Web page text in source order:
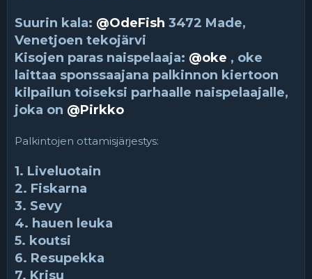
Suurin kala: @OdeFish 3472 Made,
Venetjoen tekojärvi
Kisojen paras naispelaaja: @oke , oke
laittaa sponssaajana palkinnon kiertoon
kilpailun toiseksi parhaalle naispelaajalle,
joka on @Pirkko
Palkintojen ottamisjärjestys:
1. Liveluotain
2. Fiskarna
3. Sevy
4. hauen leuka
5. koutsi
6. Resupekka
7. Krisu